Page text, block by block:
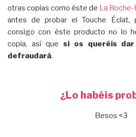
otras copias como éste de La Roche-
antes de probar el Touche Éclat,
consigo con éste producto no lo
copia, así que si os queréis
defraudará.
¿Lo habéis
Besos <3